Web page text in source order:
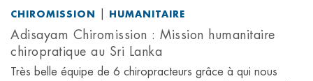
CHIROMISSION HUMANITAIRE
Adisayam Chiromission : Mission humanitaire
chiropratique au Sri Lanka
Très belle équipe de 6 chiropracteurs grâce à qui nous